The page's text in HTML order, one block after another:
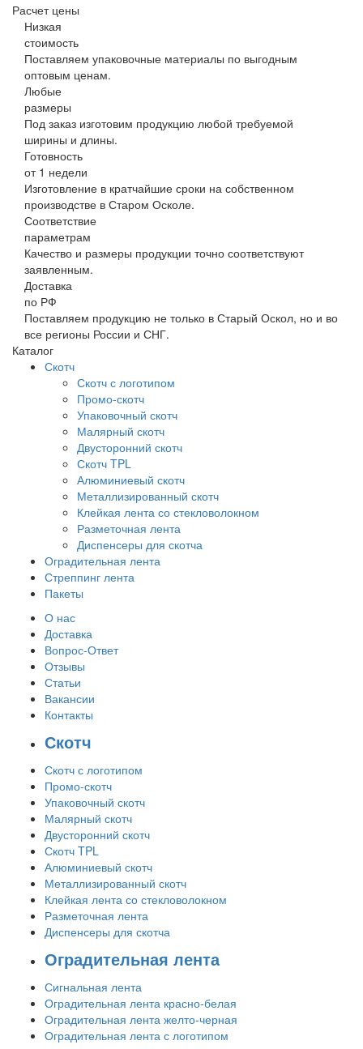
Расчет цены
Низкая
стоимость
Поставляем упаковочные материалы по выгодным
оптовым ценам.
Любые
размеры
Под заказ изготовим продукцию любой требуемой
ширины и длины.
Готовность
от 1 недели
Изготовление в кратчайшие сроки на собственном
производстве в Старом Осколе.
Соответствие
параметрам
Качество и размеры продукции точно соответствуют
заявленным.
Доставка
по РФ
Поставляем продукцию не только в Старый Оскол, но и во
все регионы России и СНГ.
Каталог
Скотч
Скотч с логотипом
Промо-скотч
Упаковочный скотч
Малярный скотч
Двусторонний скотч
Скотч TPL
Алюминиевый скотч
Металлизированный скотч
Клейкая лента со стекловолокном
Разметочная лента
Диспенсеры для скотча
Оградительная лента
Стреппинг лента
Пакеты
О нас
Доставка
Вопрос-Ответ
Отзывы
Статьи
Вакансии
Контакты
Скотч
Скотч с логотипом
Промо-скотч
Упаковочный скотч
Малярный скотч
Двусторонний скотч
Скотч TPL
Алюминиевый скотч
Металлизированный скотч
Клейкая лента со стекловолокном
Разметочная лента
Диспенсеры для скотча
Оградительная лента
Сигнальная лента
Оградительная лента красно-белая
Оградительная лента желто-черная
Оградительная лента с логотипом